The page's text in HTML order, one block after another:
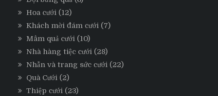
Hoa cưới (12)
Khách mời đám cưới (7)
Mâm quả cưới (10)
Nhà hàng tiệc cưới (28)
Nhẫn và trang sức cưới (22)
Quà Cưới (2)
Thiệp cưới (23)